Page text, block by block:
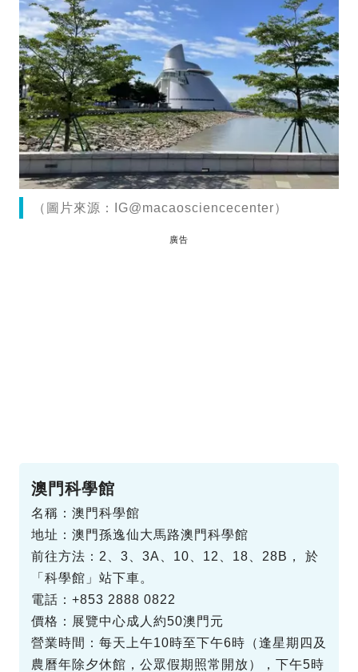
（圖片來源：IG@macaosciencecenter）
廣告
澳門科學館
名稱：澳門科學館
地址：澳門孫逸仙大馬路澳門科學館
前往方法：2、3、3A、10、12、18、28B， 於
「科學館」站下車。
電話：+853 2888 0822
價格：展覽中心成人約50澳門元
營業時間：每天上午10時至下午6時（逢星期四及
農曆年除夕休館，公眾假期照常開放），下午5時